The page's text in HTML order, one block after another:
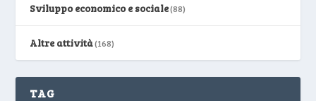
Sviluppo economico e sociale(88)
Altre attività(168)
TAG